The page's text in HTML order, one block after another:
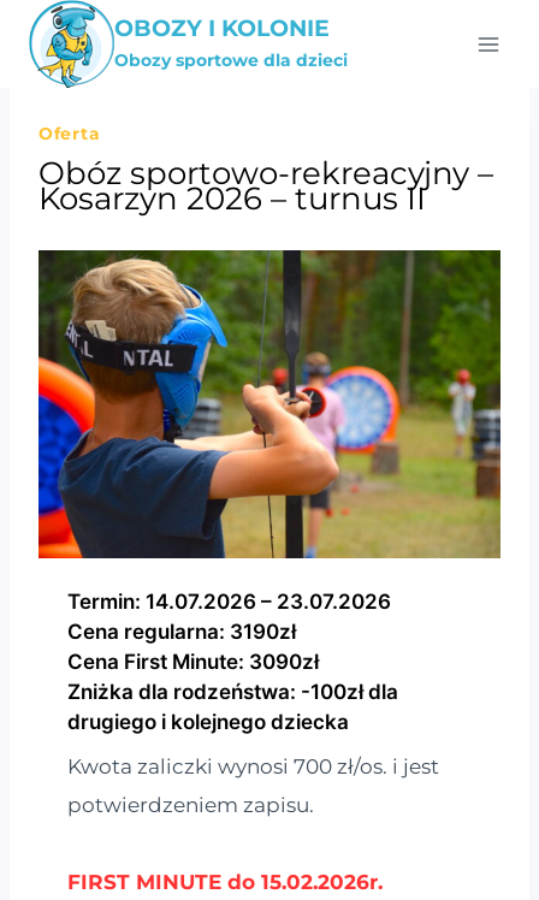
Przejdź
OBOZY I KOLONIE
Obozy sportowe dla dzieci
Oferta
Obóz sportowo-rekreacyjny –
Kosarzyn 2026 – turnus II
Termin: 14.07.2026 – 23.07.2026
Cena regularna: 3190zł
Cena First Minute: 3090zł
Zniżka dla rodzeństwa: -100zł dla
drugiego i kolejnego dziecka
Kwota zaliczki wynosi 700 zł/os. i jest
potwierdzeniem zapisu.
FIRST MINUTE do 15.02.2026r.